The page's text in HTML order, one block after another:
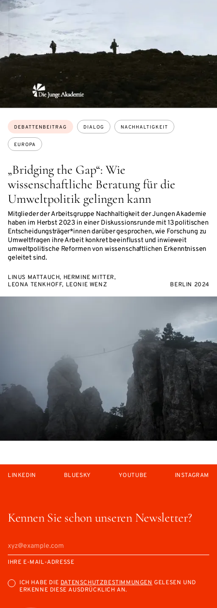
„Bridging the Gap“: Wie
wissenschaftliche Beratung für die
Umweltpolitik gelingen kann
Mitglieder der Arbeitsgruppe Nachhaltigkeit der Jungen Akademie
haben im Herbst 2023 in einer Diskussionsrunde mit 13 politischen
Entscheidungsträger*innen darüber gesprochen, wie Forschung zu
Umweltfragen ihre Arbeit konkret beeinflusst und inwieweit
umweltpolitische Reformen von wissenschaftlichen Erkenntnissen
geleitet sind.
Themen:
DEBATTENBEITRAG DIALOG NACHHALTIGKEIT
EUROPA
LINUS MATTAUCH, HERMINE MITTER,
LEONA TENKHOFF, LEONIE WENZ
BERLIN 2024
Kennen Sie schon unseren Newsletter?
IHRE E-MAIL-ADRESSE
ICH HABE DIEDATENSCHUTZBESTIMMUNGENGELESEN UND
ERKENNE DIESE AUSDRÜCKLICH AN.
LINKEDIN BLUESKY YOUTUBE INSTAGRAM